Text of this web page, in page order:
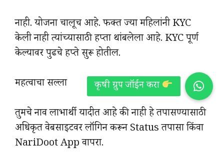
नाही. योजना चालूच आहे. फक्त ज्या महिलांनी KYC
केली नाही त्यांच्यासाठी हप्ता थांबलेला आहे. KYC पूर्ण
केल्यावर पुढचे हप्ते सुरू होतील.
महत्वाचा सल्ला
तुमचे नाव लाभार्थी यादीत आहे की नाही हे तपासण्यासाठी
अधिकृत वेबसाइटवर लॉगिन करून Status तपासा किंवा
NariDoot App वापरा.